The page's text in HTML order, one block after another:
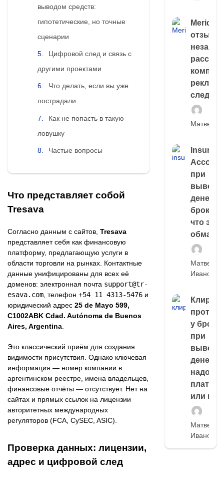
выводом средств:
гипотетические, но точные
сценарии
Цифровой след и связь с
другими проектами
Что делать, если вы уже
пострадали
Как не попасть в такую
ловушку
Частые вопросы
Что представляет собой
Tresava
Согласно данным с сайтов, Tresava
представляет себя как финансовую
платформу, предлагающую услуги в
области торговли на рынках. Контактные
данные унифицированы для всех её
доменов: электронная почта support@tr-
esava.com , телефон +54 11 4313-5476 и
юридический адрес 25 de Mayo 599,
C1002ABK Cdad. Autónoma de Buenos
Aires, Argentina
Это классический приём для создания
видимости присутствия. Однако ключевая
информация — номер компании в
аргентинском реестре, имена владельцев,
финансовые отчёты — отсутствует. Нет на
сайтах и прямых ссылок на лицензии
авторитетных международных
регуляторов (FCA, CySEC, ASIC).
Проверка данных: лицензии,
адрес и цифровой след
следа
Матвей
Account
при
выводе
денег у
что это,
обман?
Матвей
Иванов
Клиринг
у
при
выводе
денег,
надо
платить
или
Матвей
Иванов